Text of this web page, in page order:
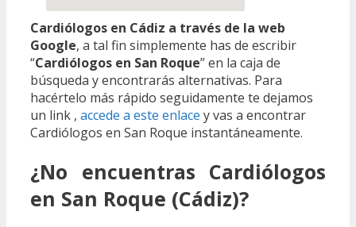
Cardiólogos en Cádiz a través de la web
Google, a tal fin simplemente has de escribir
“Cardiólogos en San Roque” en la caja de
búsqueda y encontrarás alternativas. Para
hacértelo más rápido seguidamente te dejamos
un link , accede a este enlace y vas a encontrar
Cardiólogos en San Roque instantáneamente.
¿No encuentras Cardiólogos
en San Roque (Cádiz)?